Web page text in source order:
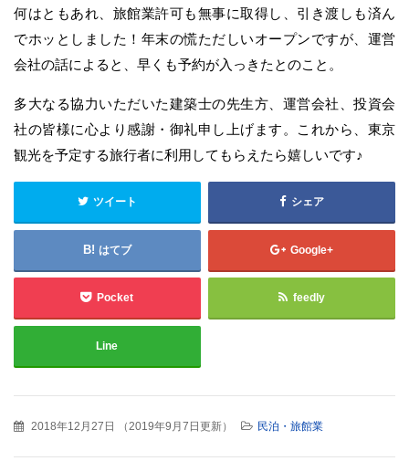
何はともあれ、旅館業許可も無事に取得し、引き渡しも済ん
でホッとしました！年末の慌ただしいオープンですが、運営
会社の話によると、早くも予約が入っきたとのこと。
多大なる協力いただいた建築士の先生方、運営会社、投資会
社の皆様に心より感謝・御礼申し上げます。これから、東京
観光を予定する旅行者に利用してもらえたら嬉しいです♪
ツイート シェア
はてブ Google+
Pocket feedly
Line
2018年12月27日 （2019年9月7日更新） 民泊・旅館業